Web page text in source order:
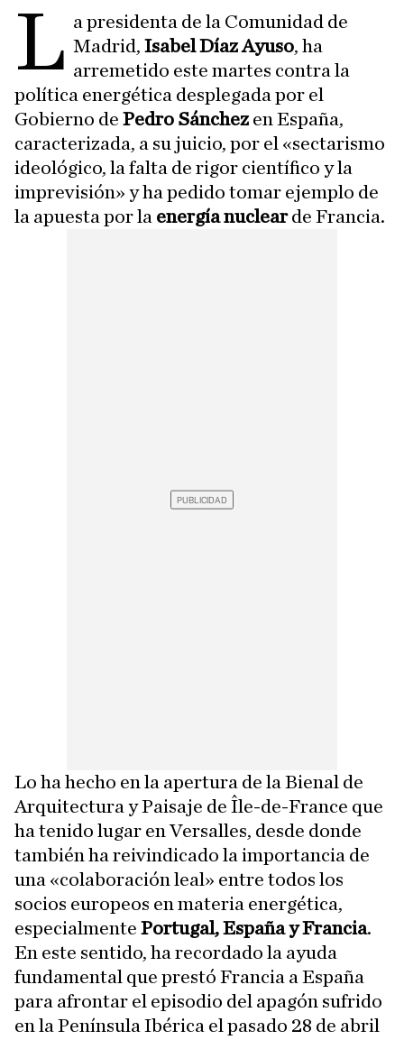
L a presidenta de la Comunidad de
Madrid,Isabel Díaz Ayuso, ha
arremetido este martes contra la
política energética desplegada por el
Gobierno de Pedro Sánchezen España,
caracterizada, a su juicio, por el «sectarismo
ideológico, la falta de rigor científico y la
imprevisión» y ha pedido tomar ejemplo de
la apuesta por la energía nuclearde Francia.
Lo ha hecho en la apertura de la Bienal de
Arquitectura y Paisaje de Île-de-France que
ha tenido lugar en Versalles, desde donde
también ha reivindicado la importancia de
una «colaboración leal» entre todos los
socios europeos en materia energética,
especialmente Portugal, España y Francia.
En este sentido, ha recordado la ayuda
fundamental que prestó Francia a España
para afrontar el episodio del apagón sufrido
en la Península Ibérica el pasado 28 de abril